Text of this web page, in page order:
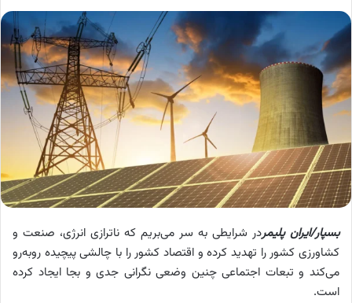
بسپار/ایران پلیمردر شرایطی به سر می‌بریم که ناترازی انرژی، صنعت و
کشاورزی کشور را تهدید کرده و اقتصاد کشور را با چالشی پیچیده روبه‌رو
می‌کند و تبعات اجتماعی چنین وضعی نگرانی جدی و بجا ایجاد کرده
است.